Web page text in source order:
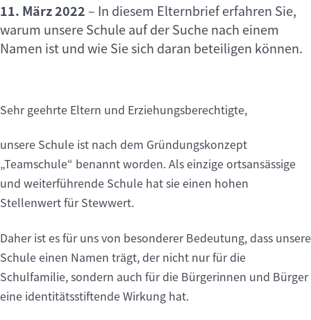
11. März 2022– In diesem Elternbrief erfahren Sie,
warum unsere Schule auf der Suche nach einem
Namen ist und wie Sie sich daran beteiligen können.
Sehr geehrte Eltern und Erziehungsberechtigte,
unsere Schule ist nach dem Gründungskonzept
„Teamschule“ benannt worden. Als einzige ortsansässige
und weiterführende Schule hat sie einen hohen
Stellenwert für Stewwert.
Daher ist es für uns von besonderer Bedeutung, dass unsere
Schule einen Namen trägt, der nicht nur für die
Schulfamilie, sondern auch für die Bürgerinnen und Bürger
eine identitätsstiftende Wirkung hat.